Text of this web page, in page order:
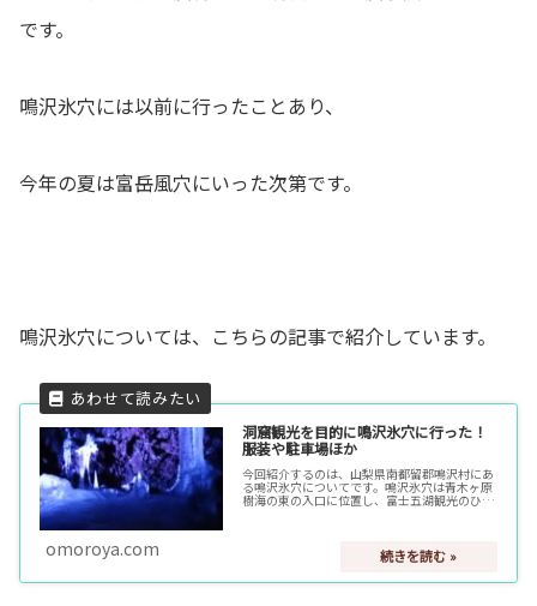
です。
鳴沢氷穴には以前に行ったことあり、
今年の夏は富岳風穴にいった次第です。
鳴沢氷穴については、こちらの記事で紹介しています。
洞窟観光を目的に鳴沢氷穴に行った！
服装や駐車場ほか
今回紹介するのは、山梨県南都留郡鳴沢村にあ
る鳴沢氷穴についてです。鳴沢氷穴は青木ヶ原
樹海の東の入口に位置し、富士五湖観光のひと
omoroya.com